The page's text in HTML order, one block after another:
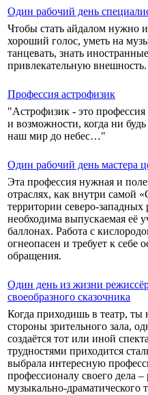
Один рабочий день
Чтобы стать айдалом нужно
хороший голос, уметь на
танцевать, знать
привлекательную внешность.
Профессия астрофизик
"Астрофизик - это
и возможности, когда ни
наш мир до небес…"
Один рабочий день мастера
Эта профессия нужная и
отраслях, как внутри самой
территории северо-
необходима выпускаемая её
баллонах. Работа с
огнеопасен и требует к себе
обращения.
Один день из жизни
своеобразного сказочника
Когда приходишь в театр, ты
стороны зрительного зала,
создаётся тот или иной
трудностями приходится
выбрала интересную
профессионалу своего дела
музыкально-драматического